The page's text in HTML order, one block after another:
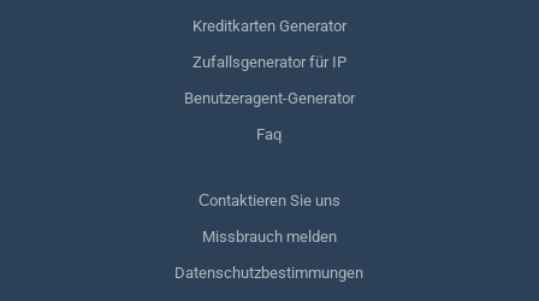
Kreditkarten Generator
Zufallsgenerator für IP
Benutzeragent-Generator
Faq
Сontaktieren Sie uns
Missbrauch melden
Datenschutzbestimmungen